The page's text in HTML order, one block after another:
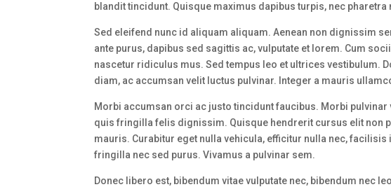
blandit tincidunt. Quisque maximus dapibus turpis, nec
Sed eleifend nunc id aliquam aliquam. Aenean non dignissim
ante purus, dapibus sed sagittis ac, vulputate et lorem. Cum
nascetur ridiculus mus. Sed tempus leo et ultrices
diam, ac accumsan velit luctus pulvinar. Integer a mauris
Morbi accumsan orci ac justo tincidunt faucibus. Morbi
quis fringilla felis dignissim. Quisque hendrerit cursus elit non
mauris. Curabitur eget nulla vehicula, efficitur nulla nec,
fringilla nec sed purus. Vivamus a pulvinar sem.
Donec libero est, bibendum vitae vulputate nec, bibendum nec